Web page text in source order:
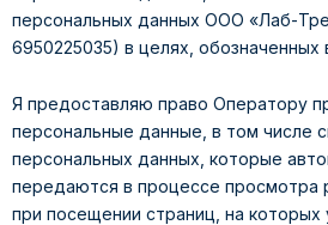
персональных данных ООО «Лаб-
6950225035) в целях, обозначенных
Я предоставляю право Оператору
персональные данные, в том числе
персональных данных, которые
передаются в процессе просмотра
при посещении страниц, на которых